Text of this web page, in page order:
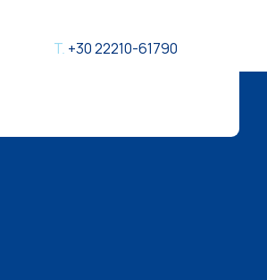
Τ. +30 22210-61790